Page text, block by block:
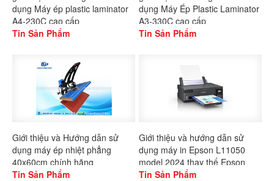
dụng Máy ép plastic laminator
A4-230C cao cấp
Tin Sản Phẩm
dụng Máy Ép Plastic Laminator
A3-330C cao cấp
Tin Sản Phẩm
Giới thiệu và Hướng dẫn sử
dụng máy ép nhiệt phẳng
40x60cm chính hãng
Gaoshang
Tin Sản Phẩm
Giới thiệu và hướng dẫn sử
dụng máy in Epson L11050
model 2024 thay thế Epson
L1300
Tin Sản Phẩm